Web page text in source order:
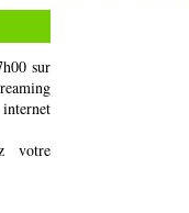
sur
votre